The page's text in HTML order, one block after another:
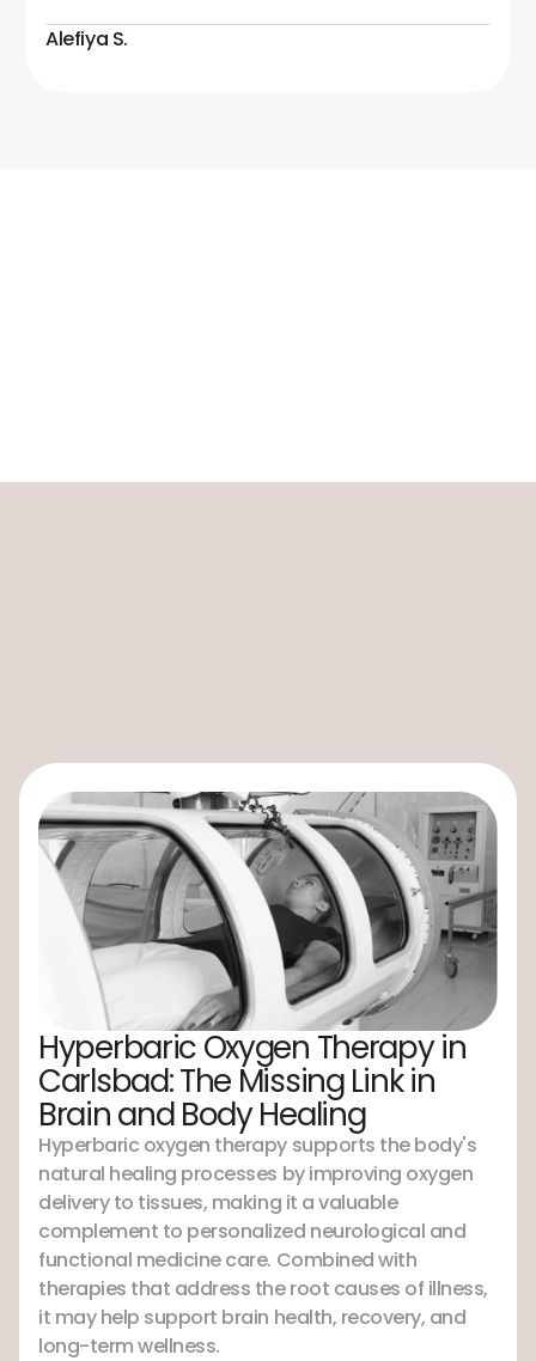
Alefiya S.
Hyperbaric Oxygen Therapy in
Carlsbad: The Missing Link in
Brain and Body Healing
Hyperbaric oxygen therapy supports the body's
natural healing processes by improving oxygen
delivery to tissues, making it a valuable
complement to personalized neurological and
functional medicine care. Combined with
therapies that address the root causes of illness,
it may help support brain health, recovery, and
long-term wellness.